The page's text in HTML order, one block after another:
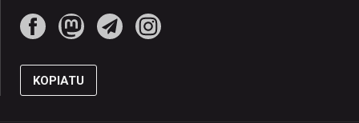
KOPIATU